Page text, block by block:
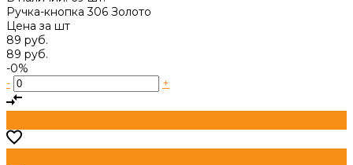
Ручка-кнопка 306 Золото
Цена за шт
89 руб.
89 руб.
-0%
-
+